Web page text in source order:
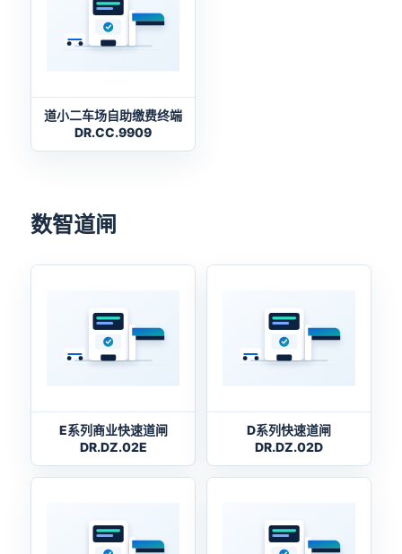
道小二车场自助缴费终端
DR.CC.9909
数智道闸
E系列商业快速道闸
DR.DZ.02E
D系列快速道闸
DR.DZ.02D